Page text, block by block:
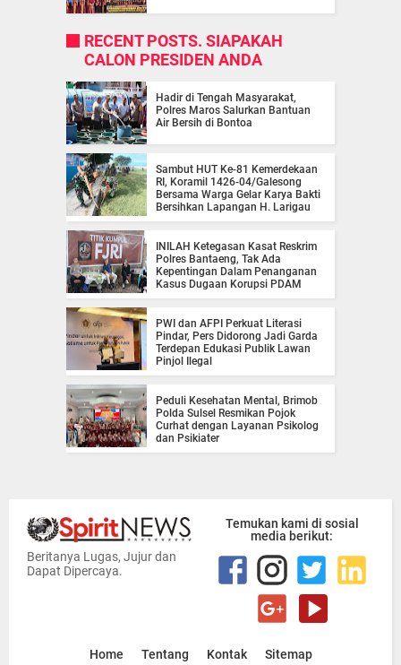
RECENT POSTS. SIAPAKAH
CALON PRESIDEN ANDA
Hadir di Tengah Masyarakat,
Polres Maros Salurkan Bantuan
Air Bersih di Bontoa
Sambut HUT Ke-81 Kemerdekaan
RI, Koramil 1426-04/Galesong
Bersama Warga Gelar Karya Bakti
Bersihkan Lapangan H. Larigau
INILAH Ketegasan Kasat Reskrim
Polres Bantaeng, Tak Ada
Kepentingan Dalam Penanganan
Kasus Dugaan Korupsi PDAM
PWI dan AFPI Perkuat Literasi
Pindar, Pers Didorong Jadi Garda
Terdepan Edukasi Publik Lawan
Pinjol Ilegal
Peduli Kesehatan Mental, Brimob
Polda Sulsel Resmikan Pojok
Curhat dengan Layanan Psikolog
dan Psikiater
Beritanya Lugas, Jujur dan
Dapat Dipercaya.
Temukan kami di sosial
media berikut:
Home Tentang Kontak Sitemap